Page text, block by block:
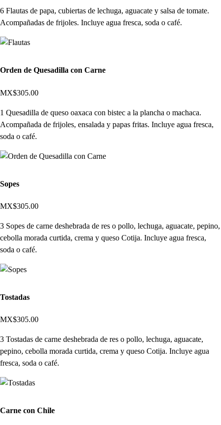
6 Flautas de papa, cubiertas de lechuga, aguacate y salsa de tomate.
Acompañadas de frijoles. Incluye agua fresca, soda o café.
Orden de Quesadilla con Carne
MX$305.00
1 Quesadilla de queso oaxaca con bistec a la plancha o machaca.
Acompañada de frijoles, ensalada y papas fritas. Incluye agua fresca,
soda o café.
Sopes
MX$305.00
3 Sopes de carne deshebrada de res o pollo, lechuga, aguacate, pepino,
cebolla morada curtida, crema y queso Cotija. Incluye agua fresca,
soda o café.
Tostadas
MX$305.00
3 Tostadas de carne deshebrada de res o pollo, lechuga, aguacate,
pepino, cebolla morada curtida, crema y queso Cotija. Incluye agua
fresca, soda o café.
Carne con Chile